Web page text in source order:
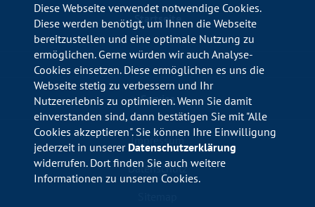
Service
Startseite
Impressum
Datenschutz
Diese Webseite verwendet notwendige Cookies.
Diese werden benötigt, um Ihnen die Webseite
bereitzustellen und eine optimale Nutzung zu
ermöglichen. Gerne würden wir auch Analyse-
Cookies einsetzen. Diese ermöglichen es uns die
Webseite stetig zu verbessern und Ihr
Nutzererlebnis zu optimieren. Wenn Sie damit
einverstanden sind, dann bestätigen Sie mit "Alle
Cookies akzeptieren". Sie können Ihre Einwilligung
jederzeit in unserer Datenschutzerklärung
widerrufen. Dort finden Sie auch weitere
Informationen zu unseren Cookies.